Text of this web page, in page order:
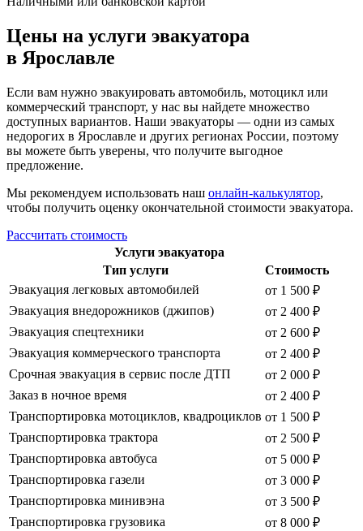
Цены на услуги эвакуатора
в Ярославле
Если вам нужно эвакуировать автомобиль, мотоцикл или
коммерческий транспорт, у нас вы найдете множество
доступных вариантов. Наши эвакуаторы — одни из самых
недорогих в Ярославле и других регионах России, поэтому
вы можете быть уверены, что получите выгодное
предложение.
Мы рекомендуем использовать наш онлайн-калькулятор,
чтобы получить оценку окончательной стоимости эвакуатора.
Рассчитать стоимость
Услуги эвакуатора
Тип услуги
Стоимость
Эвакуация легковых автомобилей
от 1 500 ₽
Эвакуация внедорожников (джипов)
от 2 400 ₽
Эвакуация спецтехники
от 2 600 ₽
Эвакуация коммерческого транспорта
от 2 400 ₽
Срочная эвакуация в сервис после ДТП
от 2 000 ₽
Заказ в ночное время
от 2 400 ₽
Транспортировка мотоциклов, квадроциклов от 1 500 ₽
Транспортировка трактора
от 2 500 ₽
Транспортировка автобуса
от 5 000 ₽
Транспортировка газели
от 3 000 ₽
Транспортировка минивэна
от 3 500 ₽
Транспортировка грузовика
от 8 000 ₽